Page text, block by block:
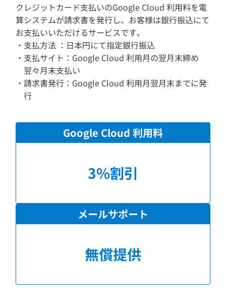
クレジットカード支払いのGoogle Cloud 利用料を電
算システムが請求書を発行し、お客様は銀行振込にて
お支払いいただけるサービスです。
支払方法 ：日本円にて指定銀行振込
支払サイト：Google Cloud 利用月の翌月末締め
翌々月末支払い
請求書発行：Google Cloud 利用月翌月末までに発
行
Google Cloud 利用料
3%割引
メールサポート
無償提供